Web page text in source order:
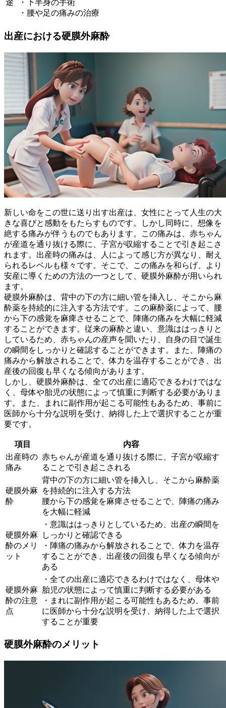
途
・下半身の手術
・腰や足の痛みの治療
出産における硬膜外麻酔
新しい命をこの世に送り出す出産は、女性にとって人生の大
きな喜びと感動をもたらすものです。しかし同時に、想像を
絶する痛みが伴うものでもあります。この痛みは、 赤ちゃん
が産道を通り抜ける際に、子宮が収縮することで引き起こさ
れます。出産時の痛みは、人によって感じ方が異なり、耐え
られるレベルも様々です。そこで、この痛みを和らげ、より
安産に導くための方法の一つとして、硬膜外麻酔が用いられ
ます。
硬膜外麻酔は、背中の下の方に細い管を挿入し、そこから麻
酔薬を持続的に注入する方法です。この麻酔薬によって、 腰
から下の感覚を麻痺させることで、陣痛の痛みを大幅に軽減
することができます。従来の麻酔と違い、意識ははっきりと
しているため、赤ちゃんの産声を聞いたり、自身の目で誕生
の瞬間をしっかりと確認することができます。また、陣痛の
痛みから解放されることで、体力を温存することができ、出
産後の回復も早くなる傾向があります。
しかし、硬膜外麻酔は、 全ての出産に適応できるわけではな
く、母体や胎児の状態によって慎重に判断する必要がありま
す。また、まれに副作用が起こる可能性もあるため、事前に
医師から十分な説明を受け、納得した上で選択することが重
要です。
項目
内容
出産時の
痛み
赤ちゃんが産道を通り抜ける際に、子宮が収縮す
ることで引き起こされる
硬膜外麻
酔
背中の下の方に細い管を挿入し、そこから麻酔薬
を持続的に注入する方法
腰から下の感覚を麻痺させることで、陣痛の痛み
を大幅に軽減
硬膜外麻
酔のメリ
ット
・意識ははっきりとしているため、出産の瞬間を
しっかりと確認できる
・陣痛の痛みから解放されることで、体力を温存
することができ、出産後の回復も早くなる傾向が
ある
硬膜外麻
酔の注意
点
・全ての出産に適応できるわけではなく、母体や
胎児の状態によって慎重に判断する必要がある
・まれに副作用が起こる可能性もあるため、事前
に医師から十分な説明を受け、納得した上で選択
することが重要
硬膜外麻酔のメリット